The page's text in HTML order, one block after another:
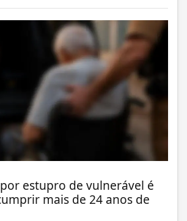
estupro de vulnerável é
mais de 24 anos de